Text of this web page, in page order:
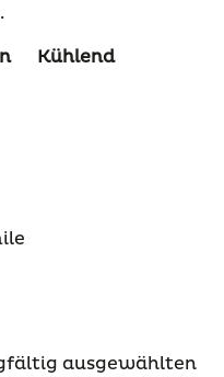
Kühlend
ausgewählten